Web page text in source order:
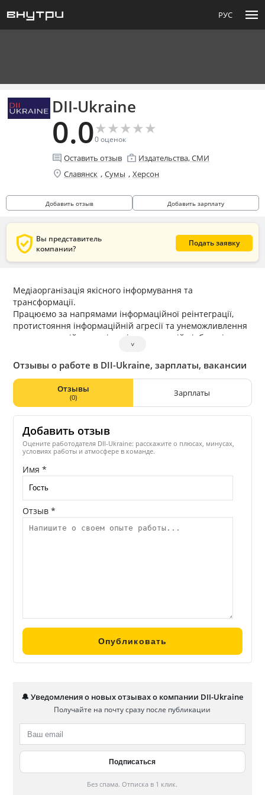
РУС menu
DII-Ukraine
0.0★
★★
★★
★★
★★
★
0оценок
comment Оставить отзыв enterprise Издательства, СМИ
location_on Славянск , Сумы , Херсон
Добавить отзыв Добавить зарплату
verified_user Вы представитель
компании?
Подать заявку
Медіаорганізація якісного інформування та
трансформації.
Працюємо за напрямами інформаційної реінтеграції,
протистояння інформаційній агресії та унеможливлення
повторення війни, ролі медіа у повоєнній відбудові та
розвитку незалежного медіасередовища в Україні. Серед
наших проєктів: ІА «Новини Донбасу», Donbas Media
Forum, «Обличчя війни»
˅
Отзывы о работе в DII-Ukraine, зарплаты, вакансии
Отзывы
(0) Зарплаты
Добавить отзыв
Оцените работодателя DII-Ukraine: расскажите о плюсах, минусах,
условиях работы и атмосфере в команде.
Имя *
Отзыв *
🔔 Уведомления о новых отзывах о компании DII-Ukraine
Получайте на почту сразу после публикации
Без спама. Отписка в 1 клик.